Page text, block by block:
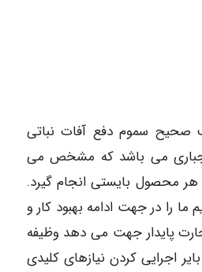
سموم دفع آفات نباتی
اجباری می باشد که مشخص می
هر محصول بایستی انجام گیرد.
را در جهت ادامه بهبود کار و
پایدار جهت می دهد وظیفه
اجرایی کردن نیازهای کلیدی